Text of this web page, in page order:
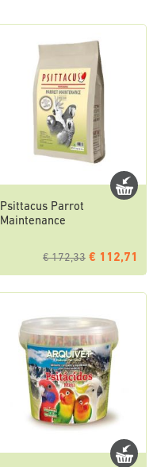
Psittacus Parrot
Maintenance
€ 172,33 € 112,71